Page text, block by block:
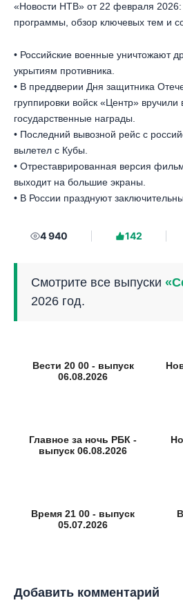
«Новости НТВ» от 22 февраля 2026:
программы, обзор ключевых тем и
• Российские военные уничтожают
укрытиям противника.
• В преддверии Дня защитника
группировки войск «Центр» вручили
государственные награды.
• Последний вывозной рейс с
вылетел с Кубы.
• Отреставрированная версия
выходит на большие экраны.
• В России празднуют
4 940 142
Смотрите все выпуски
2026 год.
Вести 20 00 - выпуск
06.08.2026
Главное за ночь РБК -
выпуск 06.08.2026
Время 21 00 - выпуск
05.07.2026
Добавить комментарий